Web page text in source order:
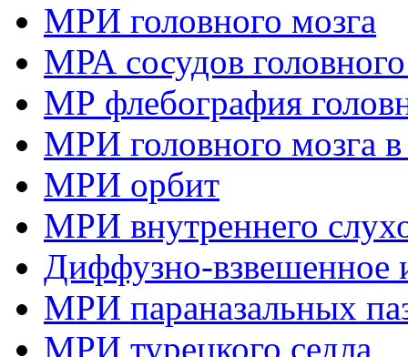
МРИ головного мозга
МРА сосудов
МР флебография
МРИ головного мозга в
МРИ орбит
МРИ внутреннего
Диффузно-взвешенное
МРИ параназальных
МРИ турецкого седла